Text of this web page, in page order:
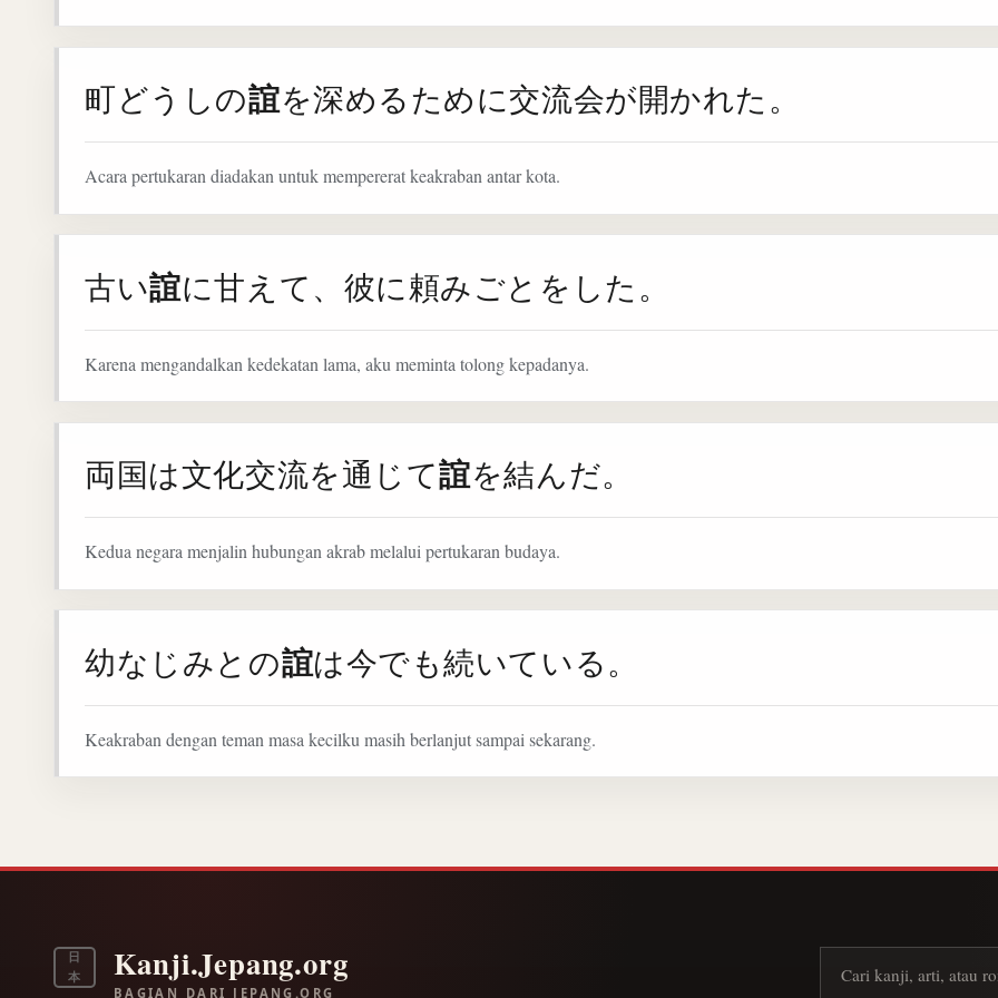
町どうしの誼を深めるために交流会が開かれた。
Acara pertukaran diadakan untuk mempererat keakraban antar kota.
古い誼に甘えて、彼に頼みごとをした。
Karena mengandalkan kedekatan lama, aku meminta tolong kepadanya.
両国は文化交流を通じて誼を結んだ。
Kedua negara menjalin hubungan akrab melalui pertukaran budaya.
幼なじみとの誼は今でも続いている。
Keakraban dengan teman masa kecilku masih berlanjut sampai sekarang.
日
本
Kanji.Jepang.org
BAGIAN DARI JEPANG.ORG Cari kanji